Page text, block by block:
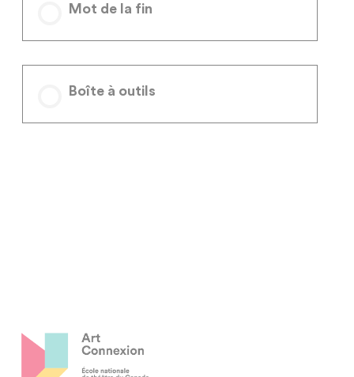
Mot de la fin
Boîte à outils